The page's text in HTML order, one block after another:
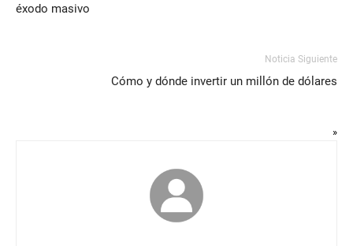
éxodo masivo
Noticia Siguiente
Cómo y dónde invertir un millón de dólares
»